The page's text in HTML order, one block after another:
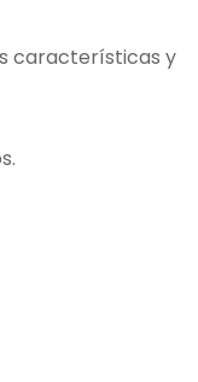
características y